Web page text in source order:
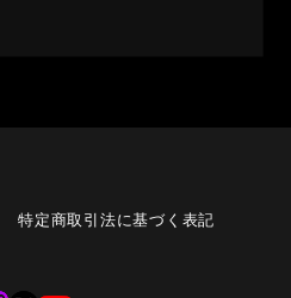
特定商取引法に基づく表記